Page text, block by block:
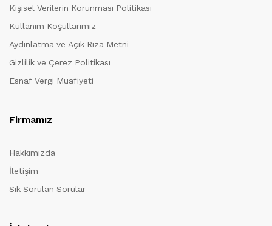
Kişisel Verilerin Korunması Politikası
Kullanım Koşullarımız
Aydınlatma ve Açık Rıza Metni
Gizlilik ve Çerez Politikası
Esnaf Vergi Muafiyeti
Firmamız
Hakkımızda
İletişim
Sık Sorulan Sorular